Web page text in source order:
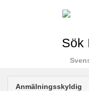
Sök
Anmälningsskyldig